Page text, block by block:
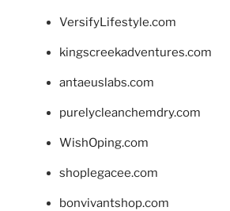
VersifyLifestyle.com
kingscreekadventures.com
antaeuslabs.com
purelycleanchemdry.com
WishOping.com
shoplegacee.com
bonvivantshop.com